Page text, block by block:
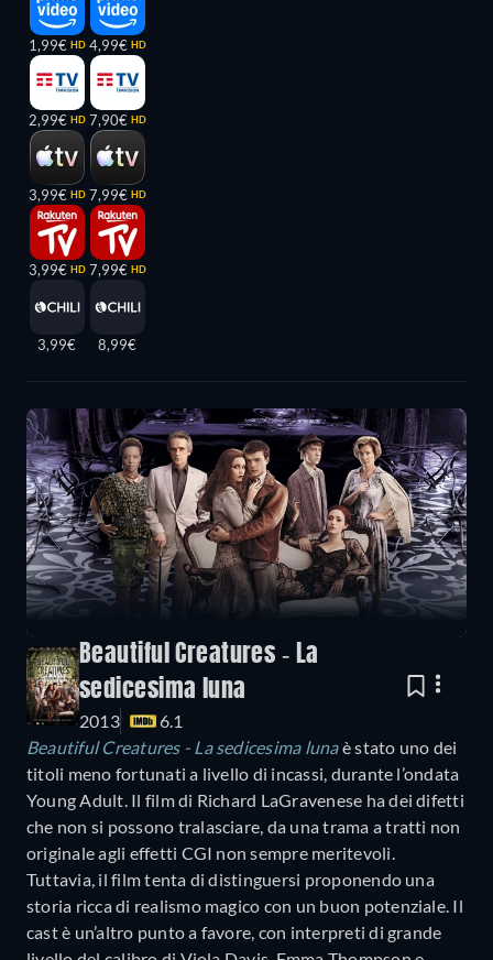
1,99€ HD
2,99€ HD
3,99€ HD
3,99€ HD
3,99€
4,99€ HD
7,90€ HD
7,99€ HD
7,99€ HD
8,99€
Beautiful Creatures - La
sedicesima luna
2013
6.1
Beautiful Creatures - La sedicesima lunaè stato uno dei
titoli meno fortunati a livello di incassi, durante l’ondata
Young Adult. Il film di Richard LaGravenese ha dei difetti
che non si possono tralasciare, da una trama a tratti non
originale agli effetti CGI non sempre meritevoli.
Tuttavia, il film tenta di distinguersi proponendo una
storia ricca di realismo magico con un buon potenziale. Il
cast è un’altro punto a favore, con interpreti di grande